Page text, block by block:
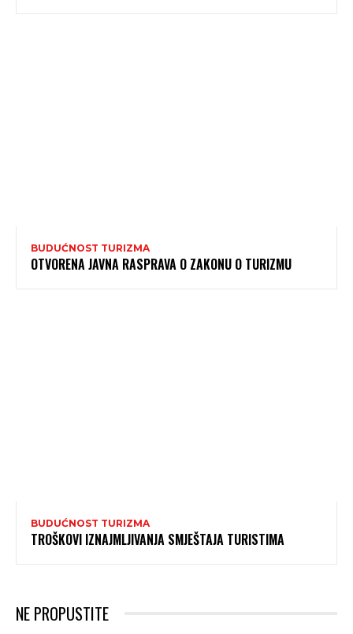
BUDUĆNOST TURIZMA
OTVORENA JAVNA RASPRAVA O ZAKONU O TURIZMU
BUDUĆNOST TURIZMA
TROŠKOVI IZNAJMLJIVANJA SMJEŠTAJA TURISTIMA
NE PROPUSTITE